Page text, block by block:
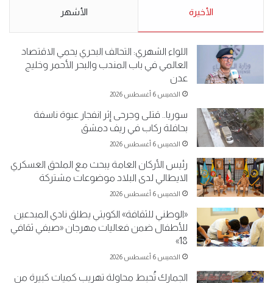
الأخيرة الأشهر
اللواء الشهري: التحالف البحري يحمي الاقتصاد
العالمي في باب المندب والبحر الأحمر وخليج
عدن
الخميس 6 أغسطس 2026
سوريا.. قتلى وجرحى إثر انفجار عبوة ناسفة
بحافلة ركاب في ريف دمشق
الخميس 6 أغسطس 2026
رئيس الأركان العامة يبحث مع الملحق العسكري
الايطالي لدى البلاد موضوعات مشتركة
الخميس 6 أغسطس 2026
«الوطني للثقافة» الكويتي يطلق نادي المبدعين
للأطفال ضمن فعاليات مهرجان «صيفي ثقافي
18»
الخميس 6 أغسطس 2026
الجمارك تُحبط محاولة تهريب كميات كبيرة من